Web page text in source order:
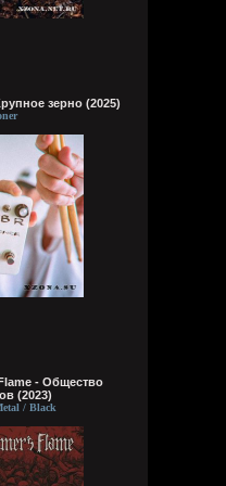
бомбы
вставили мощный
где должен
мозга
то ч бы еще и
зерно (2025)
- Общество
(2023)
/ Black